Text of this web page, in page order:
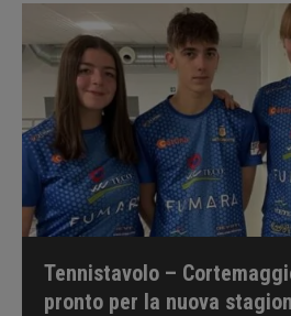
Tennistavolo –
pronto per la nuova